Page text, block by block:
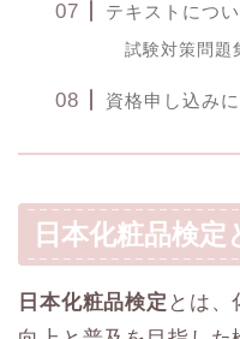
テキストにつ
試験対策問題
資格申し込み
日本化粧品検定
日本化粧品検定 とは、